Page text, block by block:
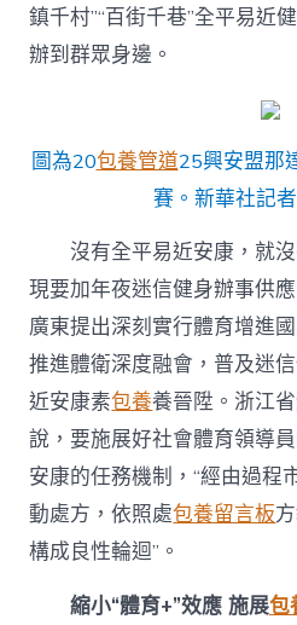
鎮千村”“百街千巷”全平易近
辦到群眾身邊。
圖為20包養管道25興安盟那
賽。新華社記
沒有全平易近安康，就
現要加年夜迷信健身辦事供
廣東提出深刻實行體育增進國
推進體衛深度融會，普及迷
近安康素包養養晉陞。浙江
說，要施展好社會體育領導
安康的任務機制，“經由過程
動處方，依照處包養留言板
構成良性輪迴”。
縮小“體育+”效應 施展包